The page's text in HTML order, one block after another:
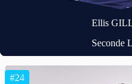
Ellis
Seconde
#24